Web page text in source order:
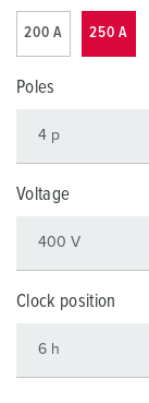
200 A 250 A
Poles
Voltage
Clock position